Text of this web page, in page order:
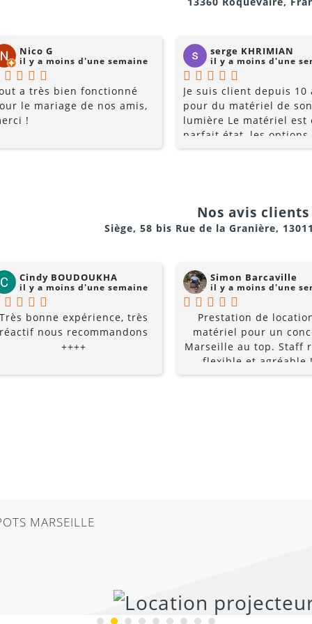
Nico G
il y a moins d'une semaine
a très bien fonctionné
le mariage de nos amis,
!
serge KHRIMIAN
il y a moins d'une
Je suis client depuis 10
pour du matériel de
lumière Le matériel est
parfait état, les options
multiples, et les prix
chercher ailleurs? Je
recommande fortement
Nos avis clients
Siège, 58 bis Rue de la Granière,
Cindy BOUDOUKHA
il y a moins d'une semaine
Très bonne expérience, très
réactif nous recommandons
++++
Simon Barcaville
il y a moins d'une
Prestation de
matériel pour un
Marseille au top. Staff
flexible et agréable
recommande à
MARSEILLE